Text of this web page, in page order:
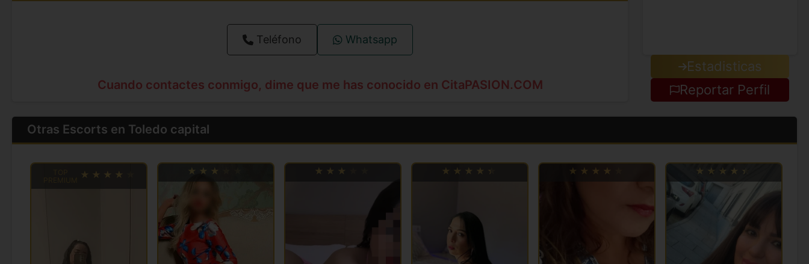
Teléfono Whatsapp
Cuando contactes conmigo, dime que me has conocido en CitaPASION.COM
Estadisticas
Reportar Perfil
Otras Escorts en Toledo capital